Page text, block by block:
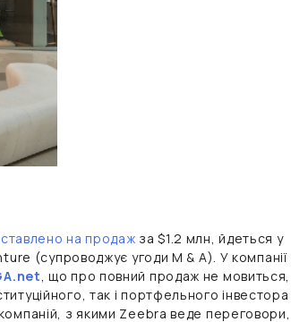
на продаж за $1.2 млн, йдеться у
(супроводжує угоди M & A). У
, що про повний продаж не мовиться,
так і портфельного інвестора
з якими Zeebra веде